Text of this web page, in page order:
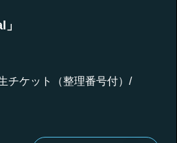
チケット（整理番号付）/